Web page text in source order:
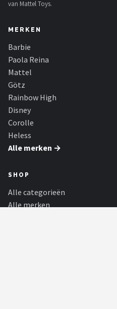
van Mattel Toys.
MERKEN
Barbie
Paola Reina
Mattel
Götz
Rainbow High
Disney
Corolle
Heless
Alle merken →
SHOP
Alle categorieën
Alle merken